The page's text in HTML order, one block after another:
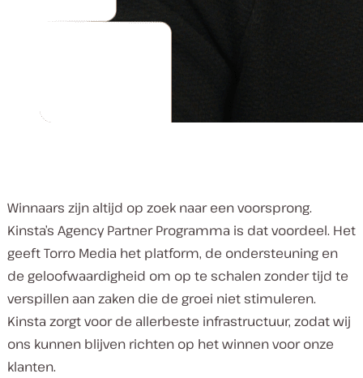
Winnaars zijn altijd op zoek naar een voorsprong.
Kinsta’s Agency Partner Programma is dat voordeel. Het
geeft Torro Media het platform, de ondersteuning en
de geloofwaardigheid om op te schalen zonder tijd te
verspillen aan zaken die de groei niet stimuleren.
Kinsta zorgt voor de allerbeste infrastructuur, zodat wij
ons kunnen blijven richten op het winnen voor onze
klanten.